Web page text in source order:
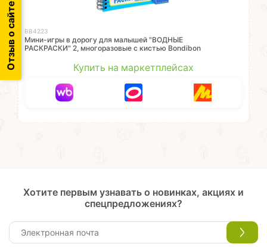
ВВ4223
Мини-игры в дорогу для малышей "ВОДНЫЕ
РАСКРАСКИ" 2, многоразовые с кистью Bondibon
Купить на маркетплейсах
Отзыв о сайте
Хотите первым узнавать о новинках, акциях и
спецпредложениях?